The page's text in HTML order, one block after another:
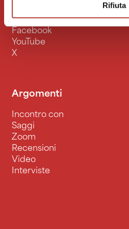
Rifiuta
Facebook
YouTube
X
Argomenti
Incontro con
Saggi
Zoom
Recensioni
Video
Interviste